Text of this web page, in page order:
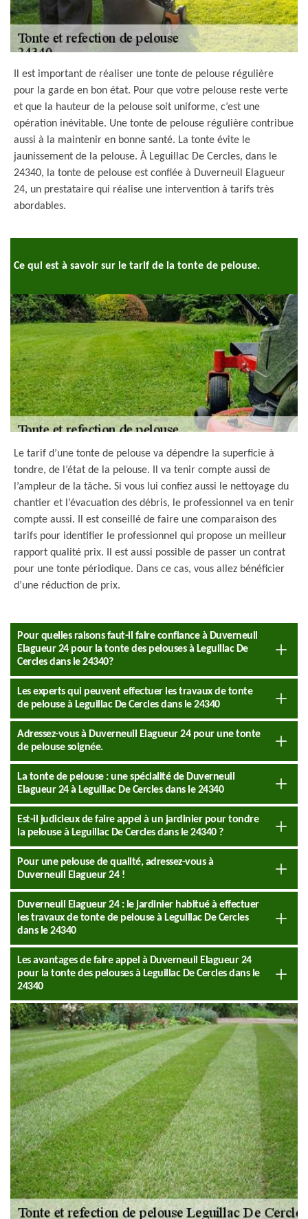
Il est important de réaliser une tonte de pelouse régulière
pour la garde en bon état. Pour que votre pelouse reste verte
et que la hauteur de la pelouse soit uniforme, c’est une
opération inévitable. Une tonte de pelouse régulière contribue
aussi à la maintenir en bonne santé. La tonte évite le
jaunissement de la pelouse. À Leguillac De Cercles, dans le
24340, la tonte de pelouse est confiée à Duverneuil Elagueur
24, un prestataire qui réalise une intervention à tarifs très
abordables.
Ce qui est à savoir sur le tarif de la tonte de pelouse.
Le tarif d’une tonte de pelouse va dépendre la superficie à
tondre, de l’état de la pelouse. Il va tenir compte aussi de
l’ampleur de la tâche. Si vous lui confiez aussi le nettoyage du
chantier et l’évacuation des débris, le professionnel va en tenir
compte aussi. Il est conseillé de faire une comparaison des
tarifs pour identifier le professionnel qui propose un meilleur
rapport qualité prix. Il est aussi possible de passer un contrat
pour une tonte périodique. Dans ce cas, vous allez bénéficier
d’une réduction de prix.
Pour quelles raisons faut-il faire confiance à Duverneuil
Elagueur 24 pour la tonte des pelouses à Leguillac De
Cercles dans le 24340?
Les experts qui peuvent effectuer les travaux de tonte
de pelouse à Leguillac De Cercles dans le 24340
Adressez-vous à Duverneuil Elagueur 24 pour une tonte
de pelouse soignée.
La tonte de pelouse : une spécialité de Duverneuil
Elagueur 24 à Leguillac De Cercles dans le 24340
Est-il judicieux de faire appel à un jardinier pour tondre
la pelouse à Leguillac De Cercles dans le 24340 ?
Pour une pelouse de qualité, adressez-vous à
Duverneuil Elagueur 24 !
Duverneuil Elagueur 24 : le jardinier habitué à effectuer
les travaux de tonte de pelouse à Leguillac De Cercles
dans le 24340
Les avantages de faire appel à Duverneuil Elagueur 24
pour la tonte des pelouses à Leguillac De Cercles dans le
24340